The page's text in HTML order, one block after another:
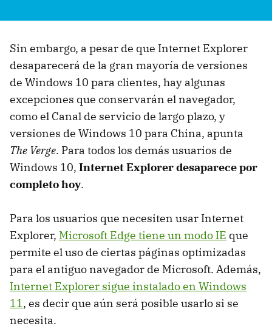
Sin embargo, a pesar de que Internet Explorer
desaparecerá de la gran mayoría de versiones
de Windows 10 para clientes, hay algunas
excepciones que conservarán el navegador,
como el Canal de servicio de largo plazo, y
versiones de Windows 10 para China, apunta
The Verge. Para todos los demás usuarios de
Windows 10, Internet Explorer desaparece por
completo hoy.
Para los usuarios que necesiten usar Internet
Explorer, Microsoft Edge tiene un modo IE que
permite el uso de ciertas páginas optimizadas
para el antiguo navegador de Microsoft. Además,
Internet Explorer sigue instalado en Windows
11 , es decir que aún será posible usarlo si se
necesita.